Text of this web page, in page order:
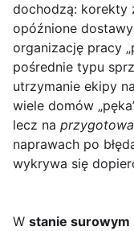
dochodzą: korekty
opóźnione
organizację pracy
pośrednie typu
utrzymanie ekipy
wiele domów
lecz na
naprawach po
wykrywa się
W stanie surowym